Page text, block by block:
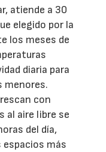
atiende a 30
elegido por la
los meses de
diaria para
menores.
con
al aire libre se
del día,
más